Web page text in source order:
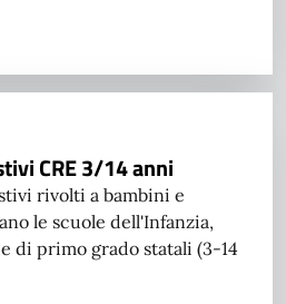
CRE 3/14 anni
rivolti a bambini e
le scuole dell'Infanzia,
di primo grado statali (3-14